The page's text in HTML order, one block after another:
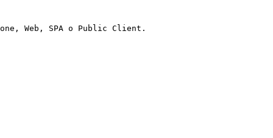
Web, SPA o Public Client.